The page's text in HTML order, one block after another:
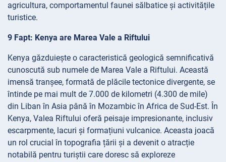
agricultura, comportamentul faunei sălbatice și activitățile
turistice.
9 Fapt: Kenya are Marea Vale a Riftului
Kenya găzduiește o caracteristică geologică semnificativă
cunoscută sub numele de Marea Vale a Riftului. Această
imensă tranșee, formată de plăcile tectonice divergente, se
întinde pe mai mult de 7.000 de kilometri (4.300 de mile)
din Liban în Asia până în Mozambic în Africa de Sud-Est. În
Kenya, Valea Riftului oferă peisaje impresionante, inclusiv
escarpmente, lacuri și formațiuni vulcanice. Aceasta joacă
un rol crucial în topografia țării și a devenit o atracție
notabilă pentru turiștii care doresc să exploreze